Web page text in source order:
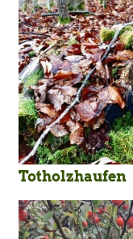
Totholzhaufen